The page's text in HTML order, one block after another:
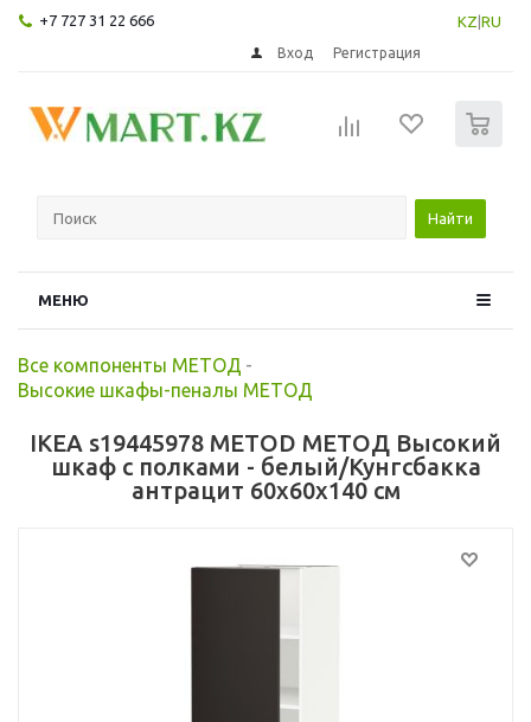
+7 727 31 22 666 KZ RU
Вход Регистрация
Найти
МЕНЮ
Все компоненты МЕТОД -
Высокие шкафы-пеналы МЕТОД
IKEA s19445978 METOD МЕТОД Высокий
шкаф с полками - белый/Кунгсбакка
антрацит 60x60x140 см